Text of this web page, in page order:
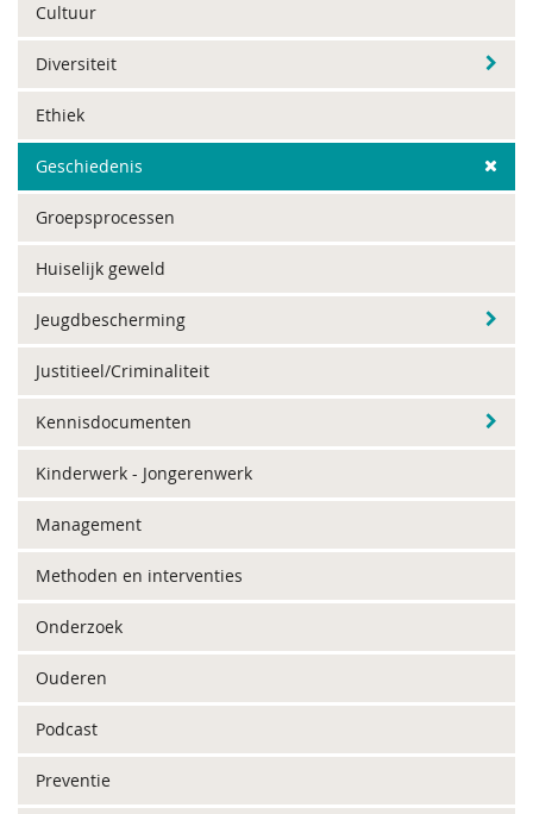
Cultuur
Diversiteit
Ethiek
Geschiedenis
Groepsprocessen
Huiselijk geweld
Jeugdbescherming
Justitieel/Criminaliteit
Kennisdocumenten
Kinderwerk - Jongerenwerk
Management
Methoden en interventies
Onderzoek
Ouderen
Podcast
Preventie